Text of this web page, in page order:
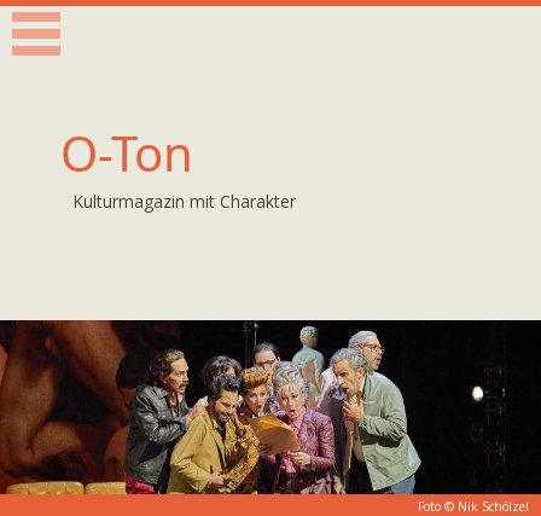
O-Ton
Kulturmagazin mit Charakter
Foto © Nik Schölzel